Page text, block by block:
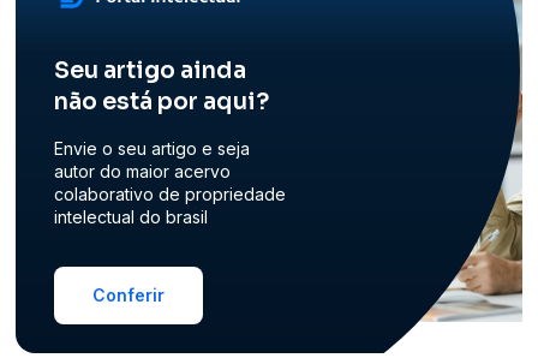
Seu artigo ainda
não está por aqui?
Envie o seu artigo e seja
autor do maior acervo
colaborativo de propriedade
intelectual do brasil
Conferir